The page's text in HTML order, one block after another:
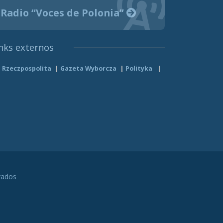
Radio “Voces de Polonia”
externos
Rzeczpospolita Gazeta Wyborcza Polityka